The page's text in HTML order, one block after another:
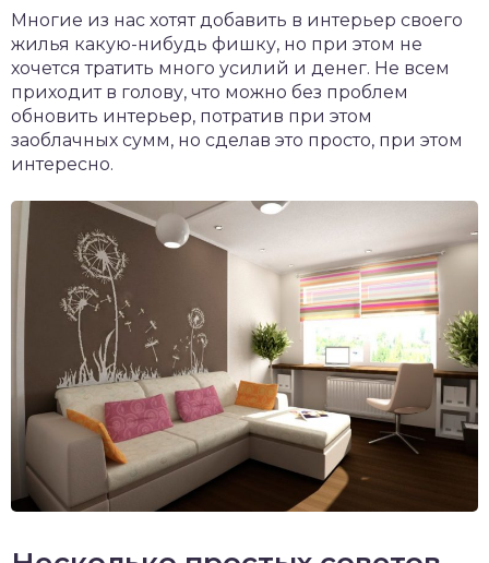
Многие из нас хотят добавить в интерьер своего
жилья какую-нибудь фишку, но при этом не
хочется тратить много усилий и денег. Не всем
приходит в голову, что можно без проблем
обновить интерьер, потратив при этом
заоблачных сумм, но сделав это просто, при этом
интересно.